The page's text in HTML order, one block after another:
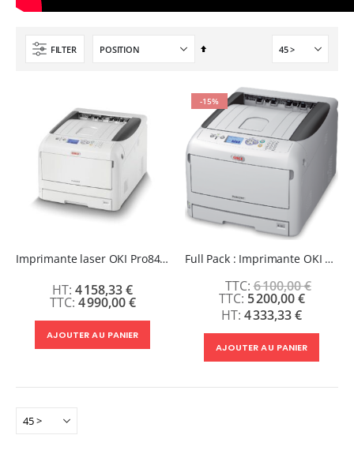
FILTER
Par
Imprimante laser OKI Pro8432WT Toner Blanc A3
4 990,00 €
4 158,33 €
AJOUTER AU PANIER
-15%
Full Pack : Imprimante OKI Pro8432WT + 200 feuilles A3 (A+B)
6 100,00 €
Prix
Spécial
5 200,00 €
4 333,33 €
AJOUTER AU PANIER